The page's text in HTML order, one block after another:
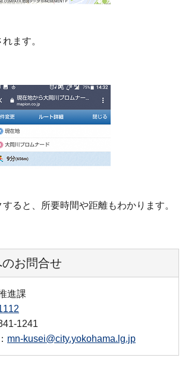
ます。
ると、所要時間や距離もわかります。
お問合せ
進課
1241
mn-kusei@city.yokohama.lg.jp